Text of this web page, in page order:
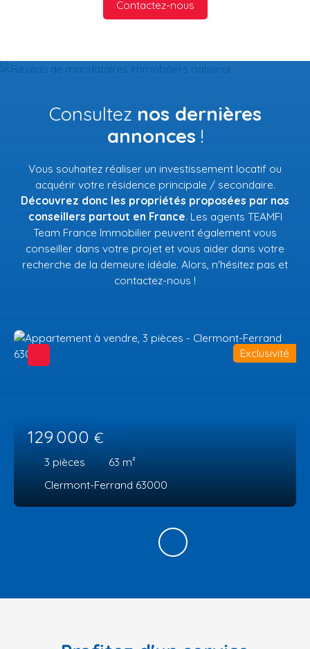
Contactez-nous
Consultez nos dernières
annonces !
Vous souhaitez réaliser un investissement locatif ou
acquérir votre résidence principale / secondaire.
Découvrez donc les propriétés proposées par nos
conseillers partout en France. Les agents TEAMFI
Team France Immobilier peuvent également vous
conseiller dans votre projet et vous aider dans votre
recherche de la demeure idéale. Alors, n'hésitez pas et
contactez-nous !
129 000 €
3 pièces 63 m²
Clermont-Ferrand 63000
Exclusivité